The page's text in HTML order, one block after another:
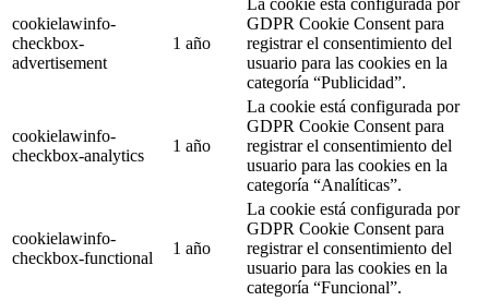
cookielawinfo-
checkbox-
advertisement
1 año
La cookie está configurada por
GDPR Cookie Consent para
registrar el consentimiento del
usuario para las cookies en la
categoría “Publicidad”.
cookielawinfo-
checkbox-analytics
1 año
La cookie está configurada por
GDPR Cookie Consent para
registrar el consentimiento del
usuario para las cookies en la
categoría “Analíticas”.
cookielawinfo-
checkbox-functional
1 año
La cookie está configurada por
GDPR Cookie Consent para
registrar el consentimiento del
usuario para las cookies en la
categoría “Funcional”.